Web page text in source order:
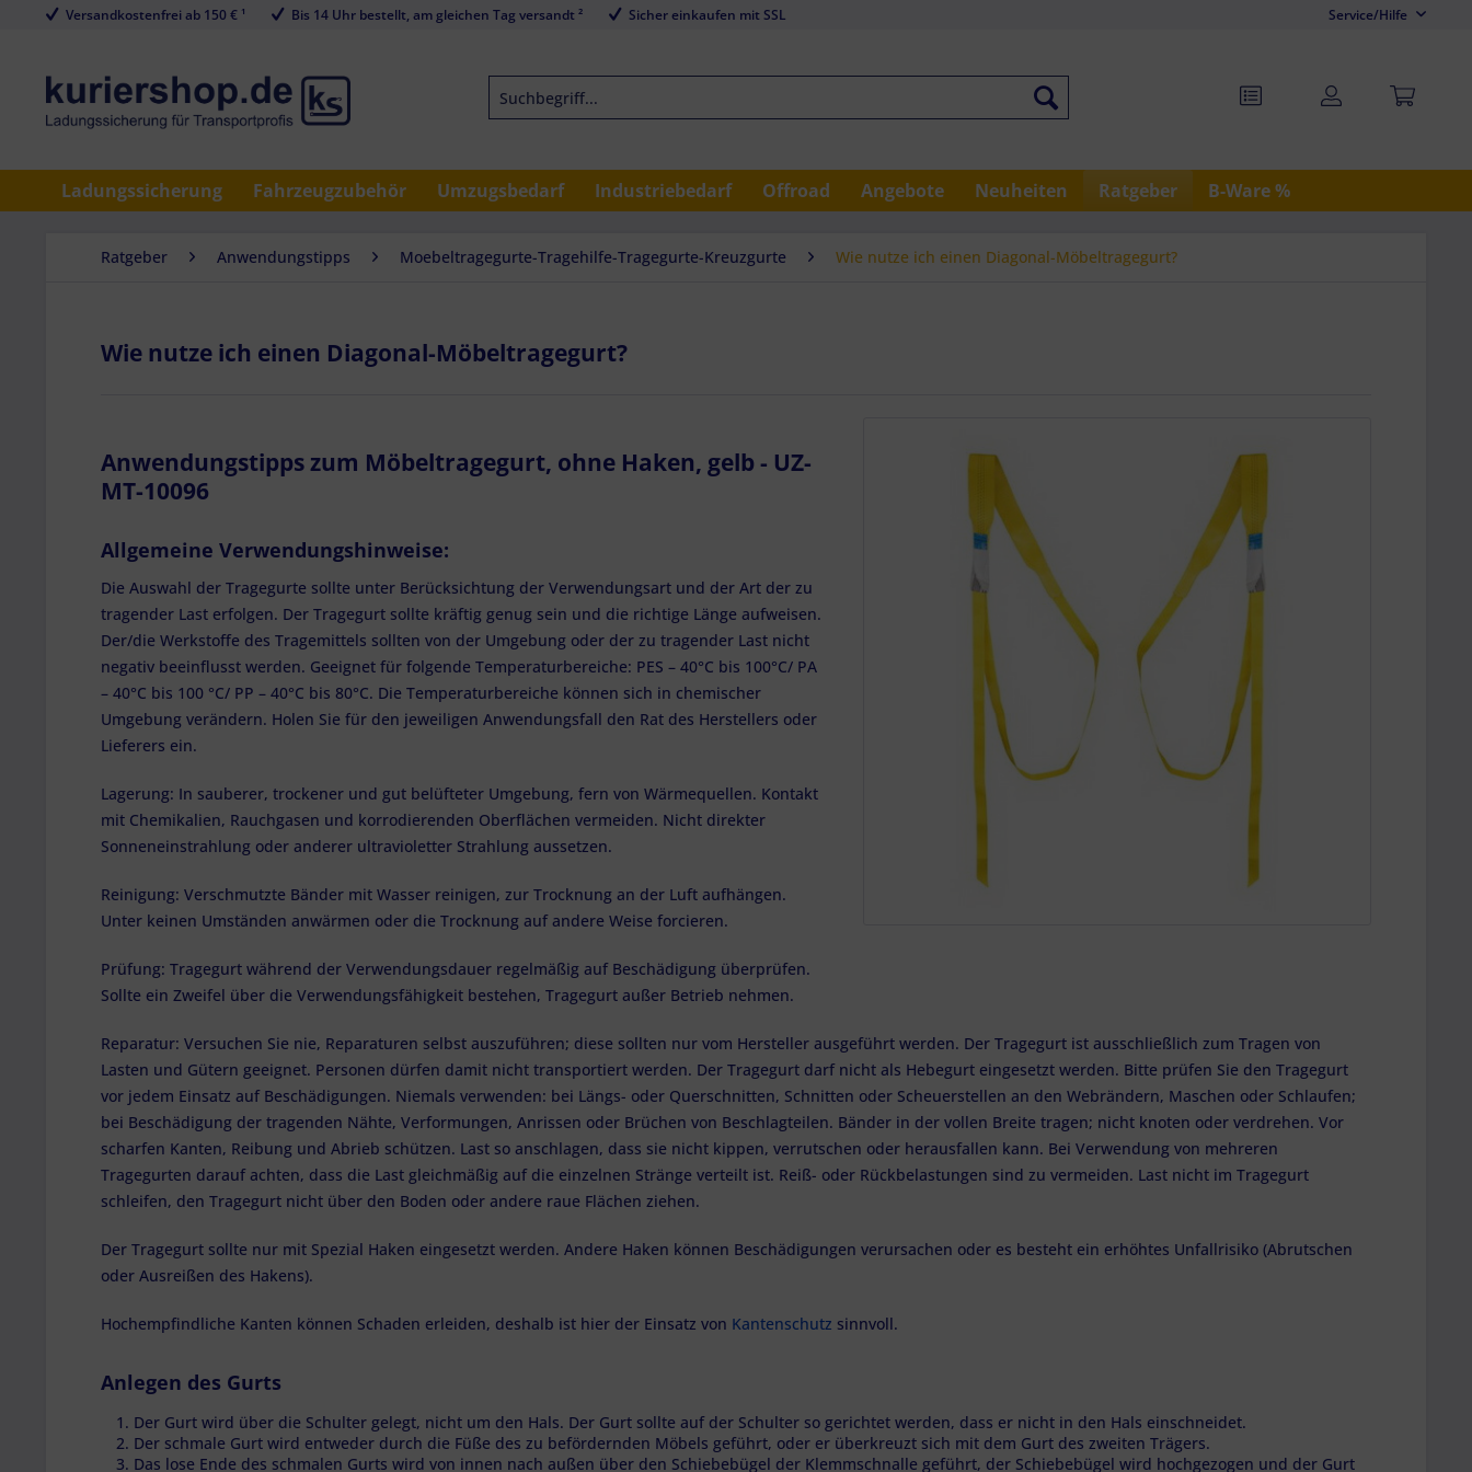
Versandkostenfrei ab 150 € ¹ Bis 14 Uhr bestellt, am gleichen Tag versandt ² Sicher einkaufen mit SSL Service/Hilfe
Ladungssicherung Fahrzeugzubehör Umzugsbedarf Industriebedarf Offroad Angebote Neuheiten Ratgeber B-Ware %
Ratgeber Anwendungstipps Moebeltragegurte-Tragehilfe-Tragegurte-Kreuzgurte Wie nutze ich einen Diagonal-Möbeltragegurt?
Wie nutze ich einen Diagonal-Möbeltragegurt?
Anwendungstipps zum Möbeltragegurt, ohne Haken, gelb - UZ-
MT-10096
Allgemeine Verwendungshinweise:
Die Auswahl der Tragegurte sollte unter Berücksichtung der Verwendungsart und der Art der zu
tragender Last erfolgen. Der Tragegurt sollte kräftig genug sein und die richtige Länge aufweisen.
Der/die Werkstoffe des Tragemittels sollten von der Umgebung oder der zu tragender Last nicht
negativ beeinflusst werden. Geeignet für folgende Temperaturbereiche: PES – 40°C bis 100°C/ PA
– 40°C bis 100 °C/ PP – 40°C bis 80°C. Die Temperaturbereiche können sich in chemischer
Umgebung verändern. Holen Sie für den jeweiligen Anwendungsfall den Rat des Herstellers oder
Lieferers ein.
Lagerung: In sauberer, trockener und gut belüfteter Umgebung, fern von Wärmequellen. Kontakt
mit Chemikalien, Rauchgasen und korrodierenden Oberflächen vermeiden. Nicht direkter
Sonneneinstrahlung oder anderer ultravioletter Strahlung aussetzen.
Reinigung: Verschmutzte Bänder mit Wasser reinigen, zur Trocknung an der Luft aufhängen.
Unter keinen Umständen anwärmen oder die Trocknung auf andere Weise forcieren.
Prüfung: Tragegurt während der Verwendungsdauer regelmäßig auf Beschädigung überprüfen.
Sollte ein Zweifel über die Verwendungsfähigkeit bestehen, Tragegurt außer Betrieb nehmen.
Reparatur: Versuchen Sie nie, Reparaturen selbst auszuführen; diese sollten nur vom Hersteller ausgeführt werden. Der Tragegurt ist ausschließlich zum Tragen von
Lasten und Gütern geeignet. Personen dürfen damit nicht transportiert werden. Der Tragegurt darf nicht als Hebegurt eingesetzt werden. Bitte prüfen Sie den Tragegurt
vor jedem Einsatz auf Beschädigungen. Niemals verwenden: bei Längs- oder Querschnitten, Schnitten oder Scheuerstellen an den Webrändern, Maschen oder Schlaufen;
bei Beschädigung der tragenden Nähte, Verformungen, Anrissen oder Brüchen von Beschlagteilen. Bänder in der vollen Breite tragen; nicht knoten oder verdrehen. Vor
scharfen Kanten, Reibung und Abrieb schützen. Last so anschlagen, dass sie nicht kippen, verrutschen oder herausfallen kann. Bei Verwendung von mehreren
Tragegurten darauf achten, dass die Last gleichmäßig auf die einzelnen Stränge verteilt ist. Reiß- oder Rückbelastungen sind zu vermeiden. Last nicht im Tragegurt
schleifen, den Tragegurt nicht über den Boden oder andere raue Flächen ziehen.
Der Tragegurt sollte nur mit Spezial Haken eingesetzt werden. Andere Haken können Beschädigungen verursachen oder es besteht ein erhöhtes Unfallrisiko (Abrutschen
oder Ausreißen des Hakens).
Hochempfindliche Kanten können Schaden erleiden, deshalb ist hier der Einsatz von Kantenschutz sinnvoll.
Anlegen des Gurts
Der Gurt wird über die Schulter gelegt, nicht um den Hals. Der Gurt sollte auf der Schulter so gerichtet werden, dass er nicht in den Hals einschneidet.
Der schmale Gurt wird entweder durch die Füße des zu befördernden Möbels geführt, oder er überkreuzt sich mit dem Gurt des zweiten Trägers.
Das lose Ende des schmalen Gurts wird von innen nach außen über den Schiebebügel der Klemmschnalle geführt, der Schiebebügel wird hochgezogen und der Gurt